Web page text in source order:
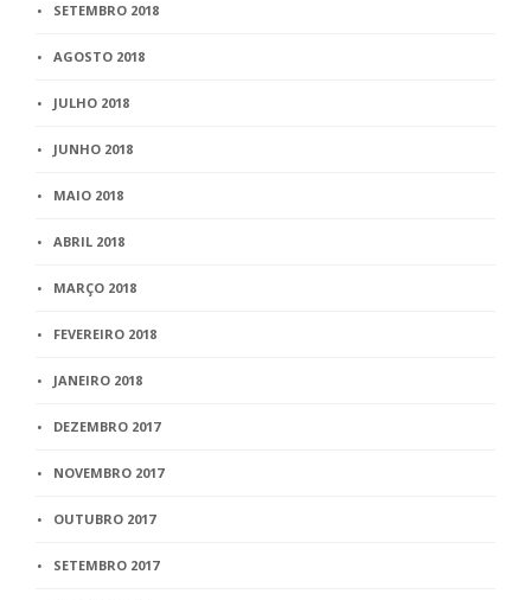
SETEMBRO 2018
AGOSTO 2018
JULHO 2018
JUNHO 2018
MAIO 2018
ABRIL 2018
MARÇO 2018
FEVEREIRO 2018
JANEIRO 2018
DEZEMBRO 2017
NOVEMBRO 2017
OUTUBRO 2017
SETEMBRO 2017